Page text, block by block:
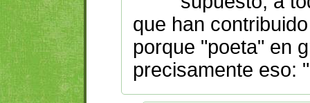
que han
porque "poeta" en
precisamente eso: